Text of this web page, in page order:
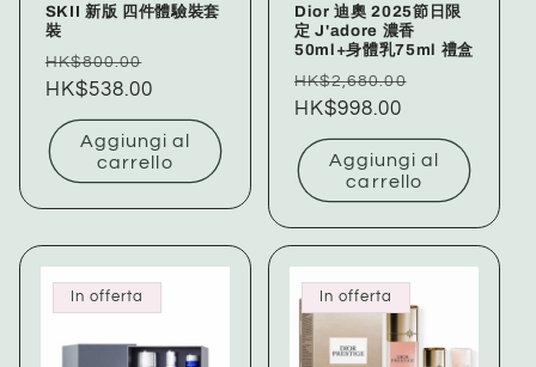
SKII 新版 四件體驗裝套
裝
Prezzo
di
listino
HK$800.00
HK$538.00
Aggiungi al
carrello
Dior 迪奧 2025節日限
定 J'adore 濃香
50ml+身體乳75ml 禮盒
Prezzo
di
listino
HK$2,680.00
HK$998.00
Aggiungi al
carrello
In offerta In offerta